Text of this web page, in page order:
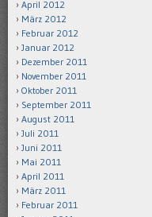
April 2012
März 2012
Februar 2012
Januar 2012
Dezember 2011
November 2011
Oktober 2011
September 2011
August 2011
Juli 2011
Juni 2011
Mai 2011
April 2011
März 2011
Februar 2011